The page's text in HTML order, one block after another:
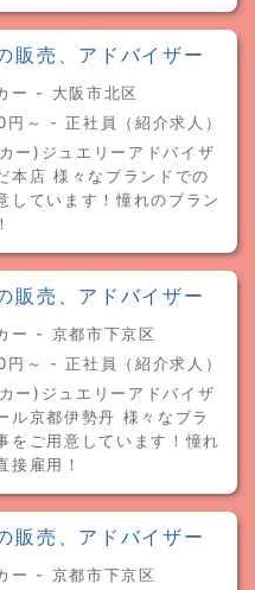
販売、アドバイザー
ー - 大阪市北区
～ - 正社員（紹介求人）
ー)ジュエリーアドバイザ
本店 様々なブランドでの
しています！憧れのブラン
販売、アドバイザー
ー - 京都市下京区
～ - 正社員（紹介求人）
ー)ジュエリーアドバイザ
ル京都伊勢丹 様々なブラ
をご用意しています！憧れ
接雇用！
販売、アドバイザー
ー - 京都市下京区